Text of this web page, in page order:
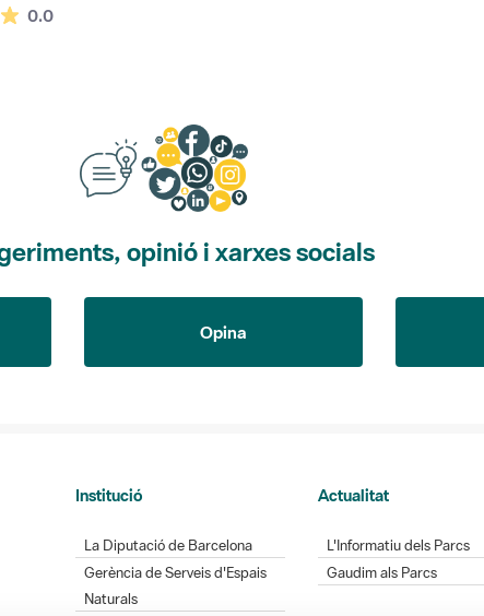
0.0La mitjana de les valoracions és de 0 estrelles de 5.
opinió i xarxes socials
Opina
Institució
La Diputació de Barcelona
Gerència de Serveis d'Espais
Naturals
Actualitat
L'Informatiu dels Parcs
Gaudim als Parcs